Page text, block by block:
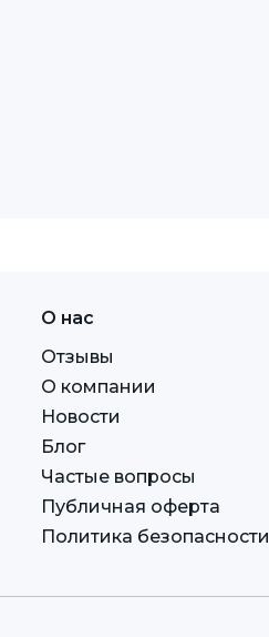
О нас
Отзывы
О компании
Новости
Блог
Частые вопросы
Публичная оферта
Политика безопасности